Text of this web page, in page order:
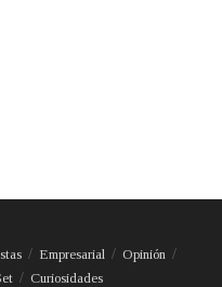
Empresarial
Opinión
Curiosidades